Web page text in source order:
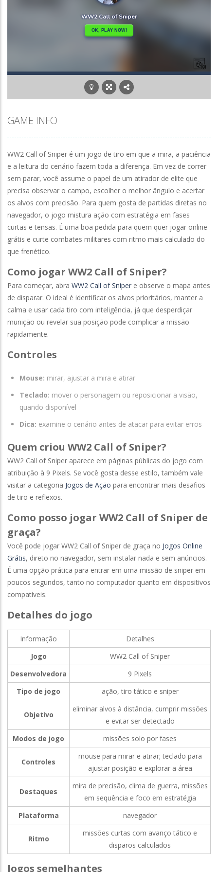
GAME INFO
WW2 Call of Sniper é um jogo de tiro em que a mira, a paciência
e a leitura do cenário fazem toda a diferença. Em vez de correr
sem parar, você assume o papel de um atirador de elite que
precisa observar o campo, escolher o melhor ângulo e acertar
os alvos com precisão. Para quem gosta de partidas diretas no
navegador, o jogo mistura ação com estratégia em fases
curtas e tensas. É uma boa pedida para quem quer jogar online
grátis e curte combates militares com ritmo mais calculado do
que frenético.
Como jogar WW2 Call of Sniper?
Para começar, abra WW2 Call of Sniper e observe o mapa antes
de disparar. O ideal é identificar os alvos prioritários, manter a
calma e usar cada tiro com inteligência, já que desperdiçar
munição ou revelar sua posição pode complicar a missão
rapidamente.
Controles
Mouse: mirar, ajustar a mira e atirar
Teclado: mover o personagem ou reposicionar a visão,
quando disponível
Dica: examine o cenário antes de atacar para evitar erros
Quem criou WW2 Call of Sniper?
WW2 Call of Sniper aparece em páginas públicas do jogo com
atribuição à 9 Pixels. Se você gosta desse estilo, também vale
visitar a categoria Jogos de Ação para encontrar mais desafios
de tiro e reflexos.
Como posso jogar WW2 Call of Sniper de
graça?
Você pode jogar WW2 Call of Sniper de graça no Jogos Online
Grátis, direto no navegador, sem instalar nada e sem anúncios.
É uma opção prática para entrar em uma missão de sniper em
poucos segundos, tanto no computador quanto em dispositivos
compatíveis.
Detalhes do jogo
Informação
Detalhes
Jogo
WW2 Call of Sniper
Desenvolvedora
9 Pixels
Tipo de jogo
ação, tiro tático e sniper
Objetivo
eliminar alvos à distância, cumprir missões
e evitar ser detectado
Modos de jogo
missões solo por fases
Controles
mouse para mirar e atirar; teclado para
ajustar posição e explorar a área
Destaques
mira de precisão, clima de guerra, missões
em sequência e foco em estratégia
Plataforma
navegador
Ritmo
missões curtas com avanço tático e
disparos calculados
Jogos semelhantes